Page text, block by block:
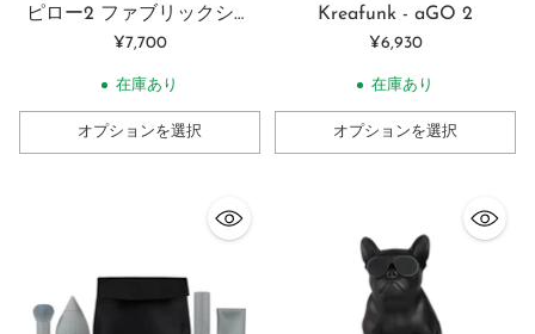
ピロー2 ファブリックシェ
ーバー | Pilo 2
¥7,700
在庫あり
オプションを選択
Kreafunk - aGO 2
¥6,930
在庫あり
オプションを選択